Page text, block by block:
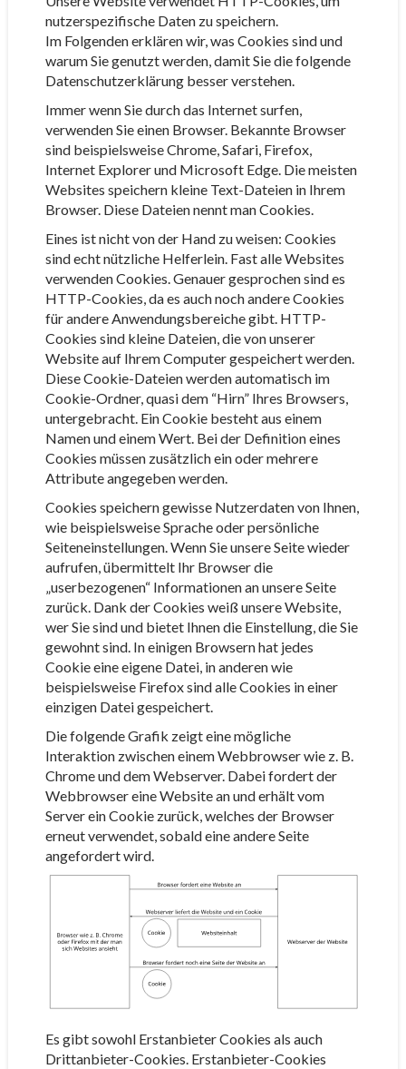
nutzerspezifische Daten zu speichern.
Im Folgenden erklären wir, was Cookies sind und
warum Sie genutzt werden, damit Sie die folgende
Datenschutzerklärung besser verstehen.
Immer wenn Sie durch das Internet surfen,
verwenden Sie einen Browser. Bekannte Browser
sind beispielsweise Chrome, Safari, Firefox,
Internet Explorer und Microsoft Edge. Die meisten
Websites speichern kleine Text-Dateien in Ihrem
Browser. Diese Dateien nennt man Cookies.
Eines ist nicht von der Hand zu weisen: Cookies
sind echt nützliche Helferlein. Fast alle Websites
verwenden Cookies. Genauer gesprochen sind es
HTTP-Cookies, da es auch noch andere Cookies
für andere Anwendungsbereiche gibt. HTTP-
Cookies sind kleine Dateien, die von unserer
Website auf Ihrem Computer gespeichert werden.
Diese Cookie-Dateien werden automatisch im
Cookie-Ordner, quasi dem “Hirn” Ihres Browsers,
untergebracht. Ein Cookie besteht aus einem
Namen und einem Wert. Bei der Definition eines
Cookies müssen zusätzlich ein oder mehrere
Attribute angegeben werden.
Cookies speichern gewisse Nutzerdaten von Ihnen,
wie beispielsweise Sprache oder persönliche
Seiteneinstellungen. Wenn Sie unsere Seite wieder
aufrufen, übermittelt Ihr Browser die
„userbezogenen“ Informationen an unsere Seite
zurück. Dank der Cookies weiß unsere Website,
wer Sie sind und bietet Ihnen die Einstellung, die Sie
gewohnt sind. In einigen Browsern hat jedes
Cookie eine eigene Datei, in anderen wie
beispielsweise Firefox sind alle Cookies in einer
einzigen Datei gespeichert.
Die folgende Grafik zeigt eine mögliche
Interaktion zwischen einem Webbrowser wie z. B.
Chrome und dem Webserver. Dabei fordert der
Webbrowser eine Website an und erhält vom
Server ein Cookie zurück, welches der Browser
erneut verwendet, sobald eine andere Seite
angefordert wird.
Es gibt sowohl Erstanbieter Cookies als auch
Drittanbieter-Cookies. Erstanbieter-Cookies